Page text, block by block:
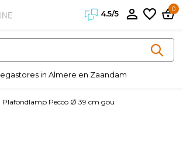
4.5/5
0
in Almere en Zaandam
Plafondlamp Pecco Ø 39 cm gou